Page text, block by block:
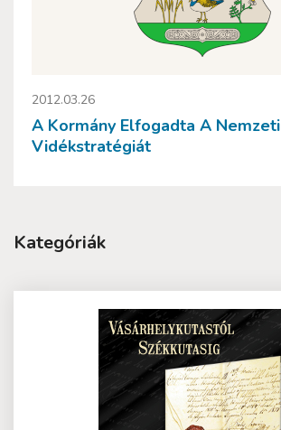
2012.03.26
A Kormány Elfogadta A Nemzeti
Vidékstratégiát
Kategóriák